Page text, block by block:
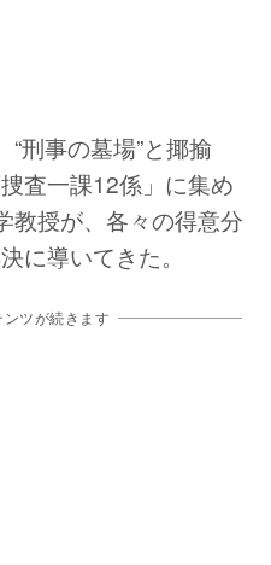
刑事の墓場”と揶揄
査一課12係」に集め
教授が、各々の得意分
に導いてきた。
ツが続きます